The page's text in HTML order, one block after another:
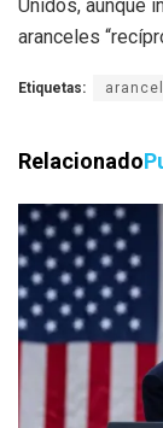
Unidos, aunque
aranceles
Etiquetas:
Relacionado